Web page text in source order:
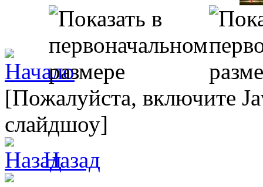
[Пожалуйста, включите
слайдшоу]
Назад